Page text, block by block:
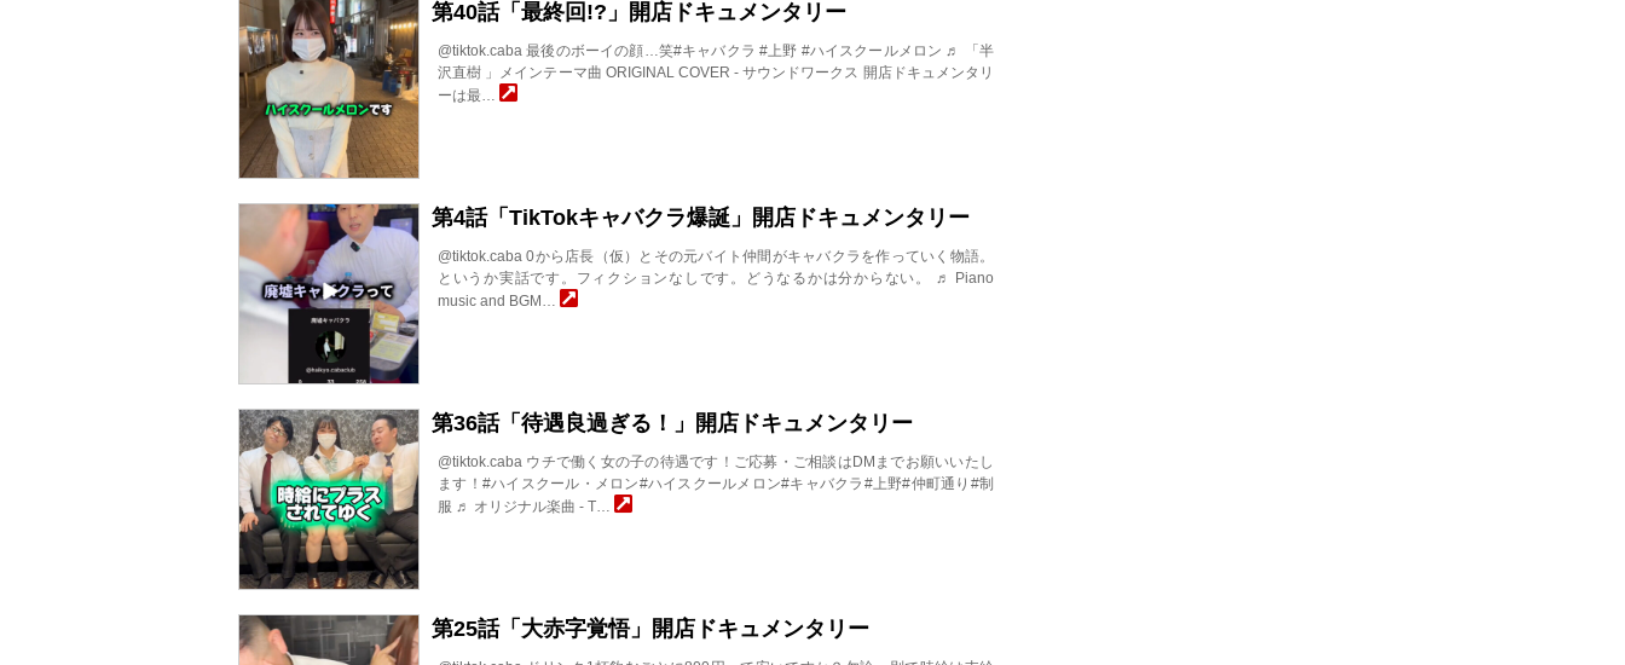
第40話「最終回!?」開店ドキュメンタリー
@tiktok.caba 最後のボーイの顔…笑#キャバクラ #上野 #ハイスクールメロン ♬ 「半
沢直樹 」メインテーマ曲 ORIGINAL COVER - サウンドワークス 開店ドキュメンタリ
ーは最…
第4話「TikTokキャバクラ爆誕」開店ドキュメンタリー
@tiktok.caba 0から店長（仮）とその元バイト仲間がキャバクラを作っていく物語。
というか実話です。フィクションなしです。どうなるかは分からない。 ♬ Piano
music and BGM…
第36話「待遇良過ぎる！」開店ドキュメンタリー
@tiktok.caba ウチで働く女の子の待遇です！ご応募・ご相談はDMまでお願いいたし
ます！#ハイスクール・メロン#ハイスクールメロン#キャバクラ#上野#仲町通り#制
服 ♬ オリジナル楽曲 - T…
第25話「大赤字覚悟」開店ドキュメンタリー